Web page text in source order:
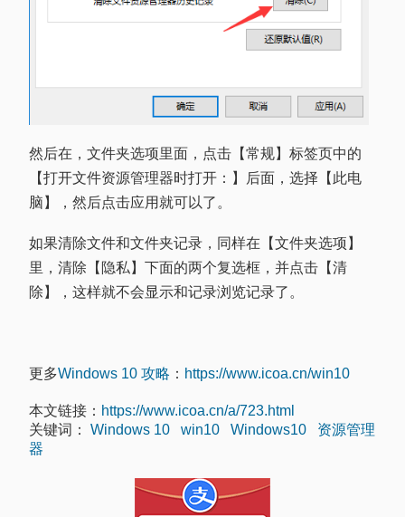
然后在，文件夹选项里面，点击【常规】标签页中的
【打开文件资源管理器时打开：】后面，选择【此电
脑】，然后点击应用就可以了。
如果清除文件和文件夹记录，同样在【文件夹选项】
里，清除【隐私】下面的两个复选框，并点击【清
除】，这样就不会显示和记录浏览记录了。
更多Windows 10 攻略 ： https://www.icoa.cn/win10
本文链接： https://www.icoa.cn/a/723.html
关键词： Windows 10 win10 Windows10
资源管理
器